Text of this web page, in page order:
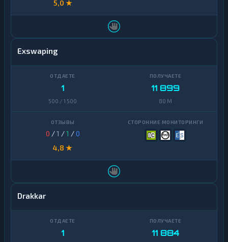
5,0 ★
Exswaping
1
500 / 1 500
11 899
80 M
0 /1 /1 /0
4,8 ★
Drakkar
1 11 884